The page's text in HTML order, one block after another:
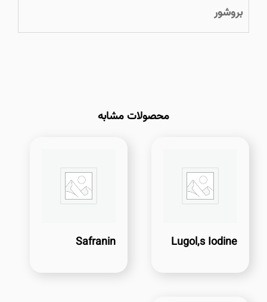
بروشور
محصولات مشابه
Lugol,s Iodine
Safranin